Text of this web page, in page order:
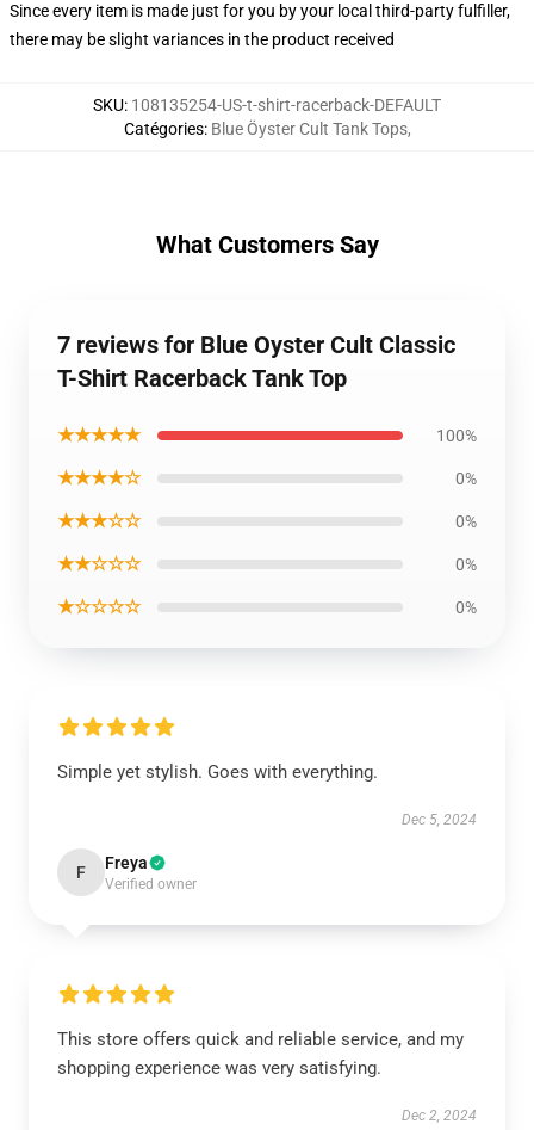
Since every item is made just for you by your local third-party fulfiller,
there may be slight variances in the product received
SKU: 108135254-US-t-shirt-racerback-DEFAULT
Catégories: Blue Öyster Cult Tank Tops,
What Customers Say
7 reviews for Blue Oyster Cult Classic
T-Shirt Racerback Tank Top
★★★★★ 100%
★★★★☆ 0%
★★★☆☆ 0%
★★☆☆☆ 0%
★☆☆☆☆ 0%
Simple yet stylish. Goes with everything.
Dec 5, 2024
F Freya
Verified owner
This store offers quick and reliable service, and my
shopping experience was very satisfying.
Dec 2, 2024